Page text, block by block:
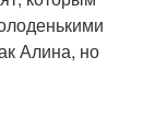
Алина, но